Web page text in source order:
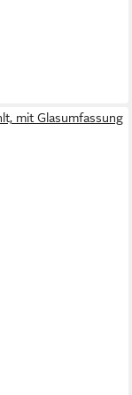
mit Glasumfassung